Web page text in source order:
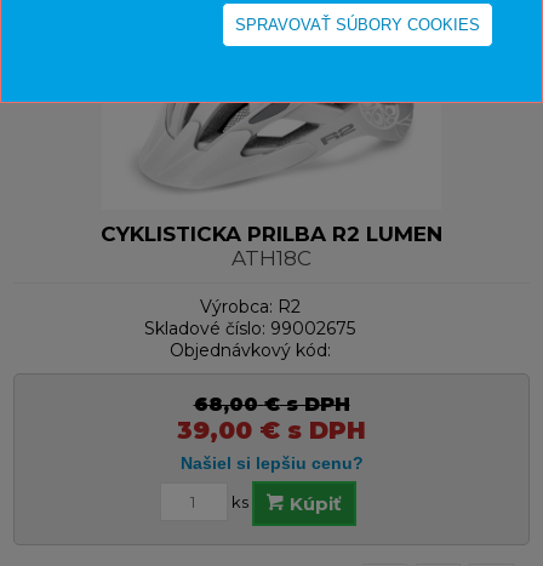
-43%
CYKLISTICKA PRILBA R2 LUMEN
ATH18C
Výrobca: R2
Skladové číslo: 99002675
Objednávkový kód:
68,00 €s DPH
39,00 € s DPH
ks Kúpiť